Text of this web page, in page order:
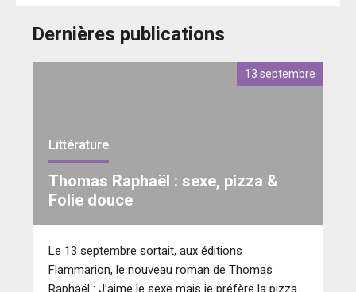
Dernières publications
13 septembre
Littérature
Thomas Raphaël : sexe, pizza &
Folie douce
Le 13 septembre sortait, aux éditions
Flammarion, le nouveau roman de Thomas
Raphaël : J’aime le sexe mais je préfère la pizza.